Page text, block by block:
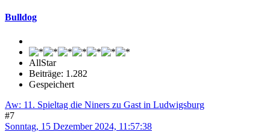
Bulldog
AllStar
Beiträge: 1.282
Gespeichert
Aw: 11. Spieltag die Niners zu Gast in Ludwigsburg
#7
Sonntag, 15 Dezember 2024, 11:57:38